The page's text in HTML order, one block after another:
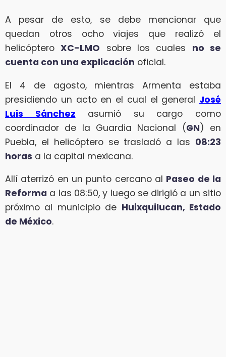
A pesar de esto, se debe mencionar que
quedan otros ocho viajes que realizó el
helicópteroXC-LMO sobre los cuales no se
cuenta con una explicación oficial.
El 4 de agosto, mientras Armenta estaba
presidiendo un acto en el cual el general José
Luis Sánchez asumió su cargo como
coordinador de la Guardia Nacional (GN) en
Puebla, el helicóptero se trasladó a las 08:23
horas a la capital mexicana.
Allí aterrizó en un punto cercano al Paseo de la
Reforma a las 08:50, y luego se dirigió a un sitio
próximo al municipio de Huixquilucan, Estado
de México.